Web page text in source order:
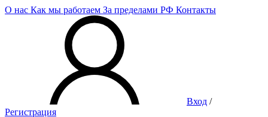
О нас Как мы работаем За пределами РФ Контакты
Вход /
Регистрация